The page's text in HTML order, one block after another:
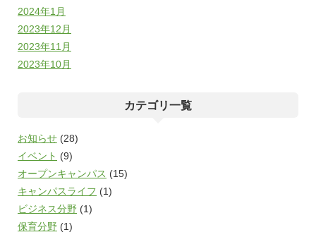
2024年1月
2023年12月
2023年11月
2023年10月
カテゴリ一覧
お知らせ (28)
イベント (9)
オープンキャンパス (15)
キャンパスライフ (1)
ビジネス分野 (1)
保育分野 (1)